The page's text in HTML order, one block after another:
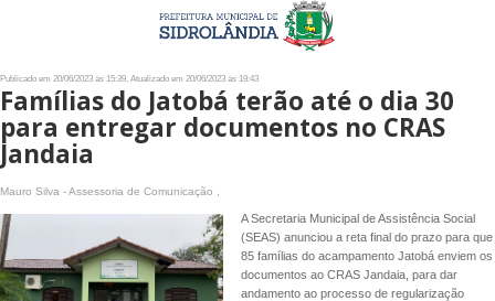
Publicado em 20/06/2023 às 15:39, Atualizado em 20/06/2023 às 19:43
Famílias do Jatobá terão até o dia 30
para entregar documentos no CRAS
Jandaia
Mauro Silva - Assessoria de Comunicação ,
A Secretaria Municipal de Assistência Social
(SEAS) anunciou a reta final do prazo para que
85 famílias do acampamento Jatobá enviem os
documentos ao CRAS Jandaia, para dar
andamento ao processo de regularização